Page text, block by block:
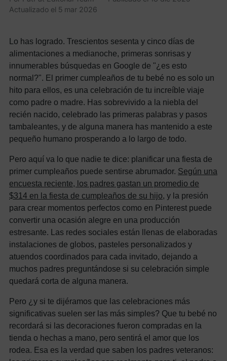
Actualizado el 5 mar 2026
Lo has logrado. Trescientos sesenta y cinco días de
alimentaciones a medianoche, primeras sonrisas y
innumerables búsquedas en Google de "¿es esto
normal?". El primer cumpleaños de tu bebé no es solo un
hito para ellos, es una celebración de tu increíble viaje
como padre o madre. Has sobrevivido a la niebla del
recién nacido, celebrado las primeras palabras y pasos
tambaleantes, y de alguna manera has mantenido a este
pequeño humano prosperando a lo largo de todo.
Pero aquí va lo que nadie te dice: planificar una fiesta de
primer cumpleaños puede sentirse abrumador. Según una
encuesta reciente, los padres gastan un promedio de
$314 en la fiesta de cumpleaños de su hijo, y la presión
para crear momentos perfectos como en Pinterest puede
convertir una ocasión alegre en una producción
estresante. Las redes sociales están llenas de elaboradas
instalaciones de globos, pasteles personalizados y
atuendos coordinados para cada invitado, dejando a
muchos padres preguntándose si su celebración simple
quedará corta de alguna manera.
Pero ¿y si te dijéramos que las celebraciones más
significativas suelen ser las más simples? Que tu bebé no
recordará si las decoraciones fueron compradas en la
tienda o hechas a mano, pero sentirá el amor que los
rodea. Esa es la verdad que saben los padres veteranos: